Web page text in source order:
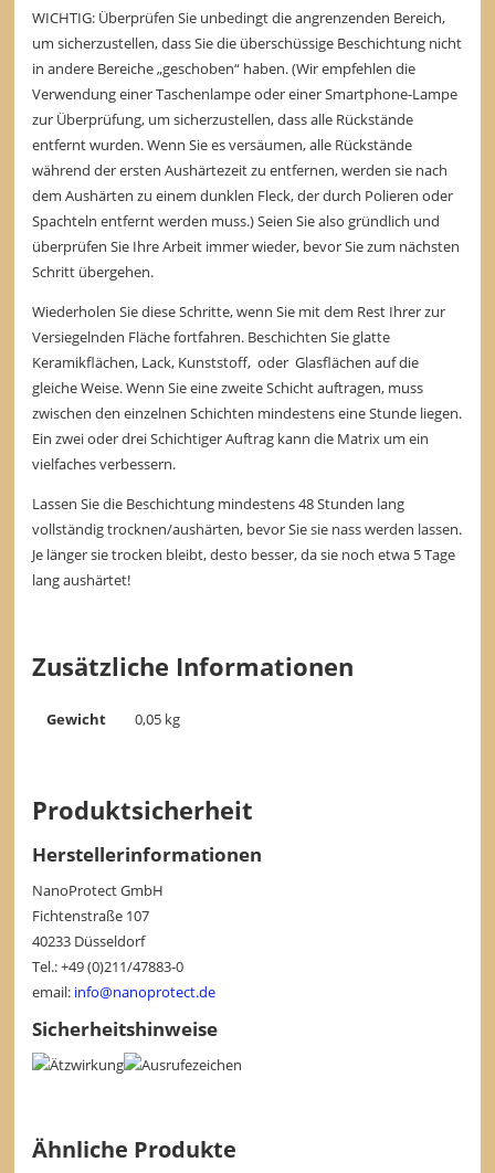
WICHTIG: Überprüfen Sie unbedingt die angrenzenden Bereich,
um sicherzustellen, dass Sie die überschüssige Beschichtung nicht
in andere Bereiche „geschoben“ haben. (Wir empfehlen die
Verwendung einer Taschenlampe oder einer Smartphone-Lampe
zur Überprüfung, um sicherzustellen, dass alle Rückstände
entfernt wurden. Wenn Sie es versäumen, alle Rückstände
während der ersten Aushärtezeit zu entfernen, werden sie nach
dem Aushärten zu einem dunklen Fleck, der durch Polieren oder
Spachteln entfernt werden muss.) Seien Sie also gründlich und
überprüfen Sie Ihre Arbeit immer wieder, bevor Sie zum nächsten
Schritt übergehen.
Wiederholen Sie diese Schritte, wenn Sie mit dem Rest Ihrer zur
Versiegelnden Fläche fortfahren. Beschichten Sie glatte
Keramikflächen, Lack, Kunststoff, oder Glasflächen auf die
gleiche Weise. Wenn Sie eine zweite Schicht auftragen, muss
zwischen den einzelnen Schichten mindestens eine Stunde liegen.
Ein zwei oder drei Schichtiger Auftrag kann die Matrix um ein
vielfaches verbessern.
Lassen Sie die Beschichtung mindestens 48 Stunden lang
vollständig trocknen/aushärten, bevor Sie sie nass werden lassen.
Je länger sie trocken bleibt, desto besser, da sie noch etwa 5 Tage
lang aushärtet!
Zusätzliche Informationen
Gewicht 0,05 kg
Produktsicherheit
Herstellerinformationen
NanoProtect GmbH
Fichtenstraße 107
40233 Düsseldorf
Tel.: +49 (0)211/47883-0
email: info@nanoprotect.de
Sicherheitshinweise
Ähnliche Produkte